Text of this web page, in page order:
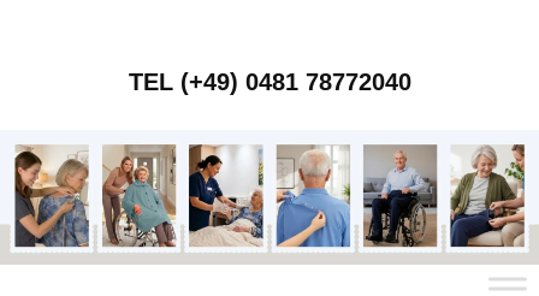
TEL (+49) 0481 78772040